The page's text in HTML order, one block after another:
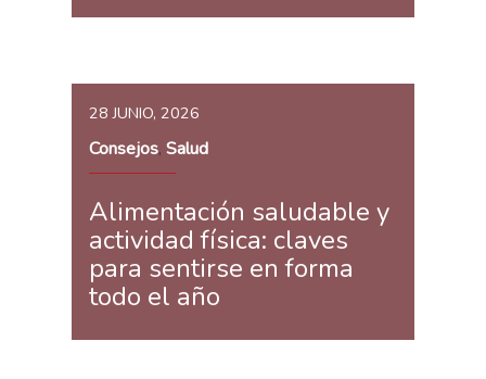
28 JUNIO, 2026
Consejos, Salud
Alimentación saludable y
actividad física: claves
para sentirse en forma
todo el año